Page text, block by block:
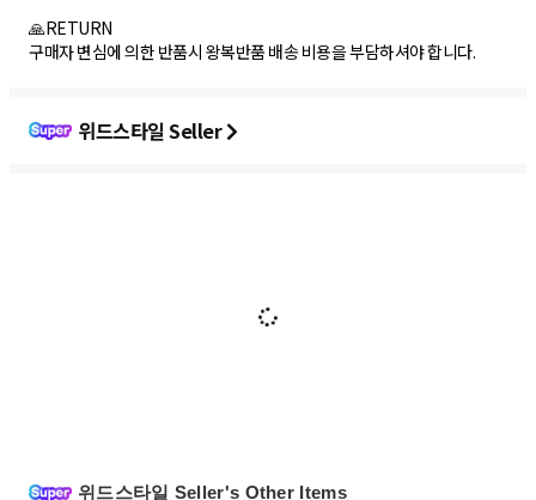
🙏RETURN
구매자 변심에 의한 반품시 왕복반품 배송 비용을 부담하셔야 합니다.
위드스타일 Seller
위드스타일 Seller's Other Items